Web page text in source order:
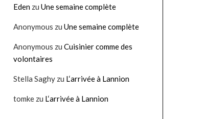
Edenzu Une semaine complète
Anonymous zu Une semaine complète
Anonymous zu Cuisinier comme des
volontaires
Stella Saghyzu L‘arrivée à Lannion
tomkezu L‘arrivée à Lannion